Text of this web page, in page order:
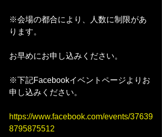
※会場の都合により、人数に制限があ
ります。
お早めにお申し込みください。
※下記Facebookイベントページよりお
申し込みください。
https://www.facebook.com/events/37639
8795875512